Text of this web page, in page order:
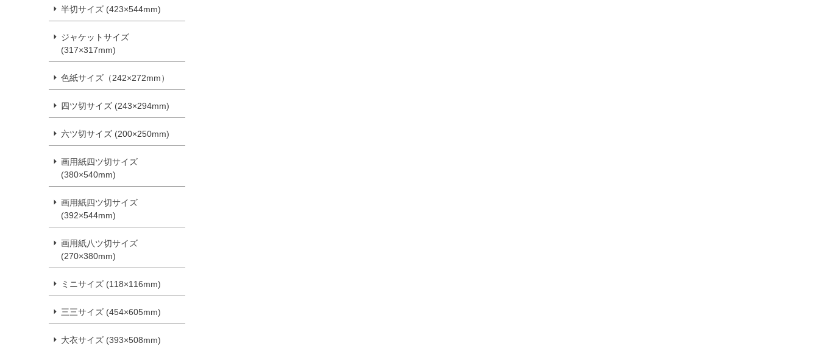
半切サイズ (423×544mm)
ジャケットサイズ
(317×317mm)
色紙サイズ（242×272mm）
四ツ切サイズ (243×294mm)
六ツ切サイズ (200×250mm)
画用紙四ツ切サイズ
(380×540mm)
画用紙四ツ切サイズ
(392×544mm)
画用紙八ツ切サイズ
(270×380mm)
ミニサイズ (118×116mm)
三三サイズ (454×605mm)
大衣サイズ (393×508mm)